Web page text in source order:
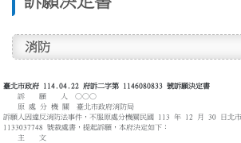
消防
臺北市政府 114.04.22 府訴二字第 1146080833 號訴願決定書
訴 願 人 ○○○
原 處 分 機 關 臺北市政府消防局
訴願人因違反消防法事件，不服原處分機關民國 113 年 12 月 30 日北
1133037748 號裁處書，提起訴願，本府決定如下：
主 文